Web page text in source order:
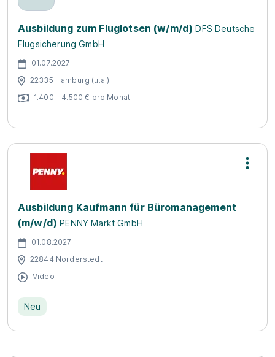
Ausbildung zum Fluglotsen (w/m/d) DFS Deutsche
Flugsicherung GmbH
01.07.2027
22335 Hamburg (u.a.)
1.400 - 4.500 € pro Monat
Ausbildung Kaufmann für Büromanagement
(m/w/d) PENNY Markt GmbH
01.08.2027
22844 Norderstedt
Video
Neu